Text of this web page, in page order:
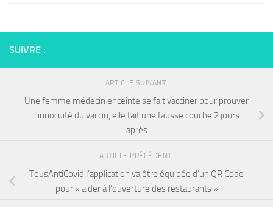
SUIVRE :
ARTICLE SUIVANT
Une femme médecin enceinte se fait vacciner pour prouver
l’innocuité du vaccin, elle fait une fausse couche 2 jours
après
ARTICLE PRÉCÉDENT
TousAntiCovid l’application va être équipée d’un QR Code
pour « aider à l’ouverture des restaurants »